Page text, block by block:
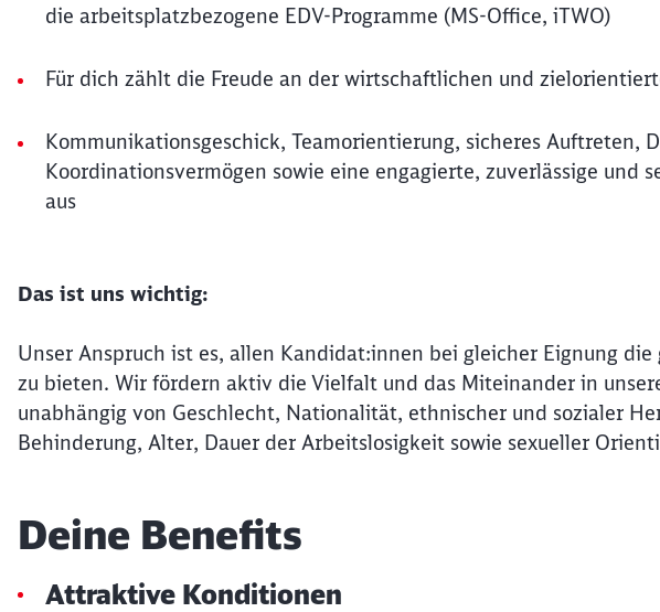
die arbeitsplatzbezogene EDV-Programme (MS-Office, iTWO)
Für dich zählt die Freude an der wirtschaftlichen und
Kommunikationsgeschick, Teamorientierung, sicheres Auftreten,
Koordinationsvermögen sowie eine engagierte, zuverlässige und
aus
Das ist uns wichtig:
Unser Anspruch ist es, allen Kandidat:innen bei gleicher Eignung
zu bieten. Wir fördern aktiv die Vielfalt und das Miteinander in
unabhängig von Geschlecht, Nationalität, ethnischer und sozialer
Behinderung, Alter, Dauer der Arbeitslosigkeit sowie sexueller
Deine Benefits
Attraktive Konditionen